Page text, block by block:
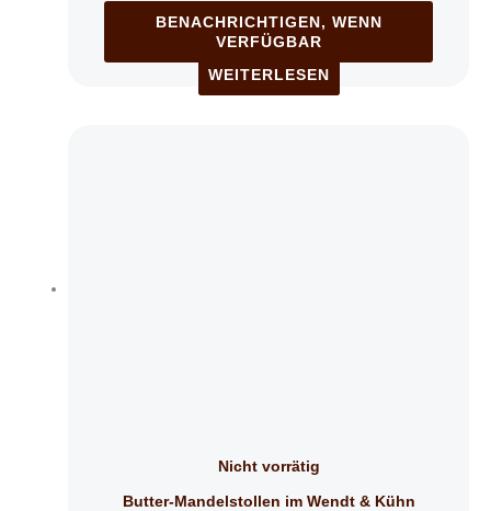
BENACHRICHTIGEN, WENN
VERFÜGBAR
WEITERLESEN
Nicht vorrätig
Butter-Mandelstollen im Wendt & Kühn